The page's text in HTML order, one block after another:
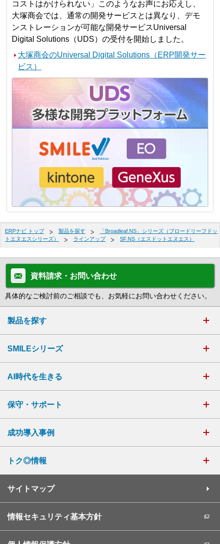
コストはかけられない」このようなお声にお応えし、
大塚商会では、通常の開発サービスとは異なり、デモ
ンストレーションが可能な開発サービスUniversal
Digital Solutions（UDS）の受付を開始しました。
大塚商会のUniversal Digital Solutions（ERP開発サー
ビス）
ERPナビ トップ 製品を探す
「Broadleaf.NS」シリーズ（ブロードリーフドッ
トエヌエスシリーズ）
ラインアップ SF.NS（エスドットエヌエス）
資料請求・お問い合わせ
具体的なご検討前のご相談でも、お気軽にお問い合わせください。
製品を探す
SMILEシリーズ
AI時代を生きる
保守・サポート
成功導入事例
トク◎情報
サイトマップ
情報セキュリティ基本方針